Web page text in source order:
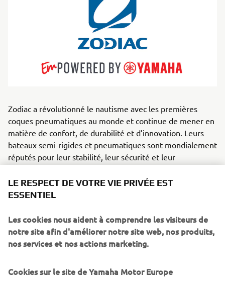
Zodiac a révolutionné le nautisme avec les premières
coques pneumatiques au monde et continue de mener en
matière de confort, de durabilité et d’innovation. Leurs
bateaux semi-rigides et pneumatiques sont mondialement
réputés pour leur stabilité, leur sécurité et leur
familles, aux plongeurs, aux aventuriers et aux
professionnels, et propose tout, des annexes compactes
incarnent la liberté, le plaisir et la fiabilité sur toutes les
eaux.
ESSENTIEL
notre site afin d'améliorer notre site web, nos produits,
nos services et nos actions marketing.